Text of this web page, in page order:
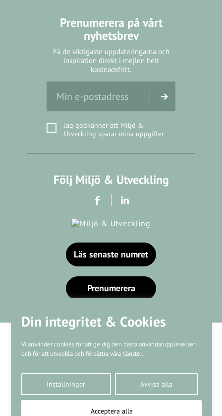
Din integritet & Cookies
Vi använder cookies för att ge dig den bästa användarupplevelsen
och för att utveckla och förbättra våra tjänster.
Inställningar Avvisa alla
Acceptera alla
Prenumerera på vårt
nyhetsbrev
Få de viktigaste uppdateringarna och
inspiration direkt i mejlen helt
kostnadsfritt.
Jag godkänner att Miljö &
Utveckling sparar mina uppgifter
Följ Miljö & Utveckling
Läs senaste numret
Prenumerera
Kundtjänst